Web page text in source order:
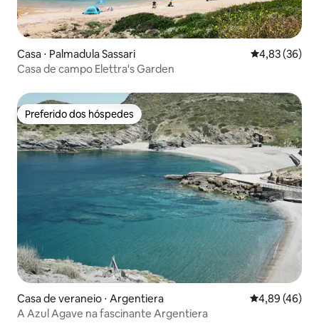
Casa ⋅ Palmadula Sassari 4,83 de uma
4,83 (36)
Casa de campo Elettra's Garden
Preferido dos hóspedes
Preferido dos hóspedes
Casa de veraneio ⋅ Argentiera 4,89 de uma
4,89 (46)
A Azul Agave na fascinante Argentiera